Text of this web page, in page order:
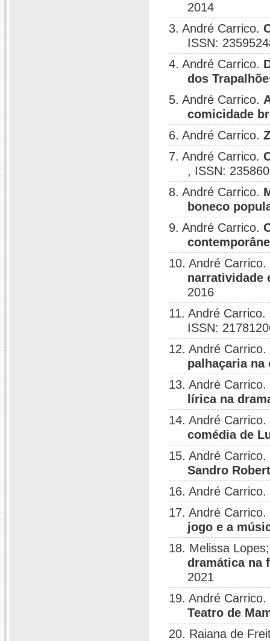
2014
3. André Carrico.
ISSN:
4. André Carrico.
dos
5. André Carrico.
comicidade
6. André Carrico.
7. André Carrico.
, ISSN:
8. André Carrico.
boneco
9. André Carrico.
10. André Carrico.
narratividade
2016
11. André Carrico.
ISSN:
12. André Carrico.
palhaçaria na
13. André Carrico.
lírica na
14. André Carrico.
comédia de
15. André Carrico.
Sandro
16. André Carrico.
17. André Carrico.
jogo e a
18. Melissa
dramática na
2021
19. André Carrico.
Teatro de
20. Raiana de